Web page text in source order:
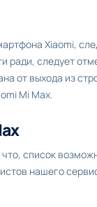
Xiaomi,
следует
от выхода из
Mi Mах.
список
нашего